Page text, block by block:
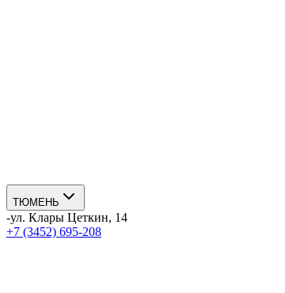
ТЮМЕНЬ
-ул. Клары Цеткин, 14
+7 (3452) 695-208